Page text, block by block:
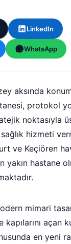
LinkedIn
WhatsApp
aksında
protokol
noktasıyla
hizmeti
ve Keçiören
yakın hastane
mimari
açan
en yeni